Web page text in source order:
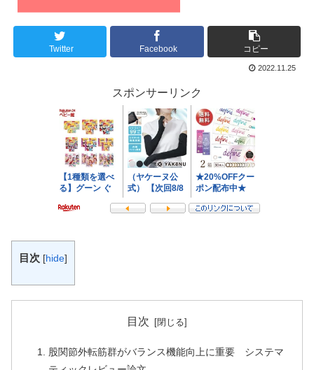
Twitter Facebook コピー
2022.11.25
スポンサーリンク
目次 [hide]
目次
股関節外転筋群がバランス機能向上に重要 システマ